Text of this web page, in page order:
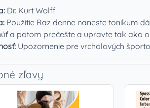
Dr. Kurt Wolff
Použitie Raz denne naneste tonikum
a potom prečešte a upravte tak ako
Upozornenie pre vrcholových
zľavy